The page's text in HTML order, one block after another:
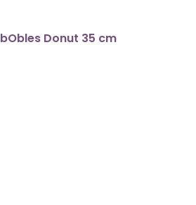
bObles Donut 35 cm